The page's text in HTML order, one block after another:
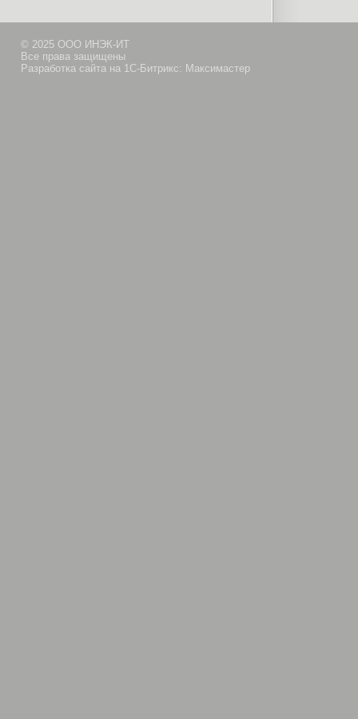
© 2025 ООО ИНЭК-ИТ
Все права защищены
Разработка сайта на 1С-Битрикс: Максимастер